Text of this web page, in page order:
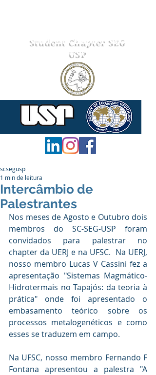
Student Chapter SEG
USP
Intercâmbio de
Palestrantes
scsegusp
1 min de leitura
Nos meses de Agosto e Outubro dois
membros do SC-SEG-USP foram
convidados para palestrar no
chapter da UERJ e na UFSC.  Na UERJ,
nosso membro Lucas V Cassini fez a
apresentação "Sistemas Magmático-
Hidrotermais no Tapajós: da teoria à
prática" onde foi apresentado o
embasamento teórico sobre os
processos metalogenéticos e como
esses se traduzem em campo.
Na UFSC, nosso membro Fernando F
Fontana apresentou a palestra "A